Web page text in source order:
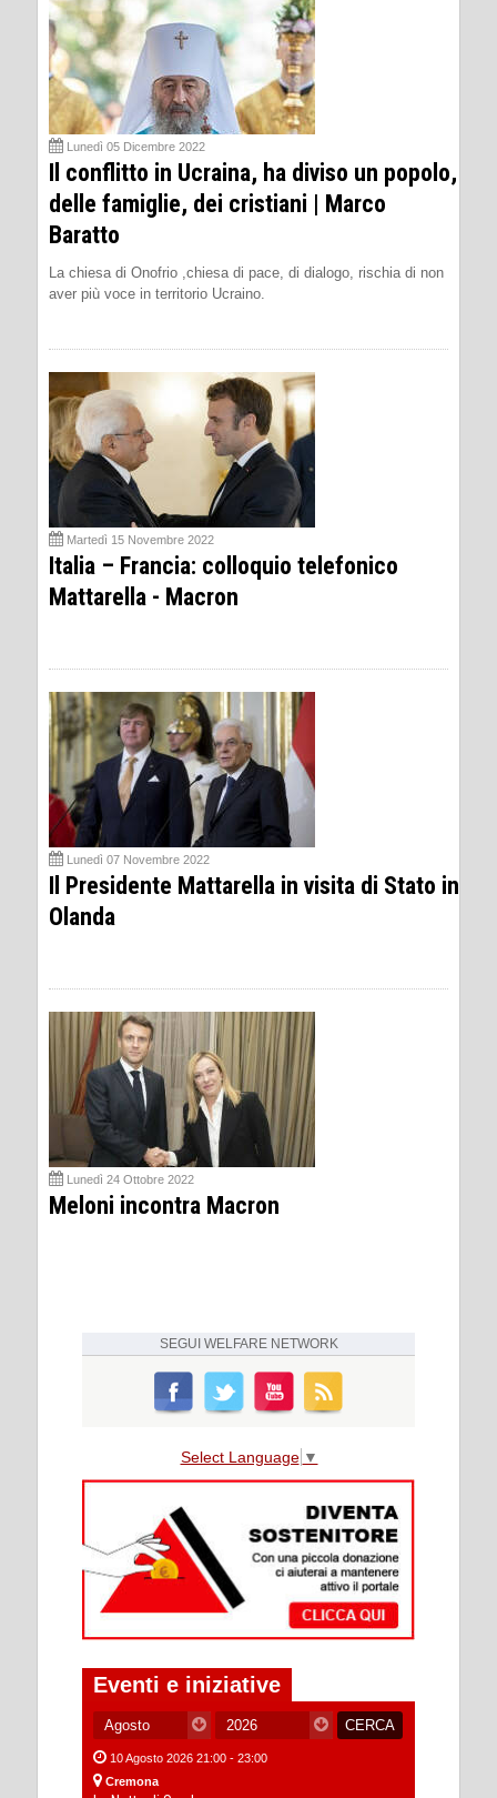
Lunedì 05 Dicembre 2022
Il conflitto in Ucraina, ha diviso un popolo,
delle famiglie, dei cristiani | Marco
Baratto
La chiesa di Onofrio ,chiesa di pace, di dialogo, rischia di non
aver più voce in territorio Ucraino.
Martedì 15 Novembre 2022
Italia – Francia: colloquio telefonico
Mattarella - Macron
Lunedì 07 Novembre 2022
Il Presidente Mattarella in visita di Stato in
Olanda
Lunedì 24 Ottobre 2022
Meloni incontra Macron
SEGUI WELFARE NETWORK
Select Language ▼
Eventi e iniziative
10 Agosto 2026 21:00 - 23:00
Cremona